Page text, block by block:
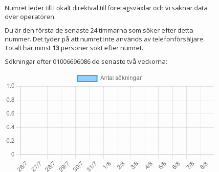
Numret leder till Lokalt direktval till företagsväxlar och vi saknar data
över operatören.
Du är den första de senaste 24 timmarna som söker efter detta
nummer. Det tyder på att numret inte används av telefonförsäljare.
Totalt har minst 13personer sökt efter numret.
Sökningar efter 01006696086 de senaste två veckorna: